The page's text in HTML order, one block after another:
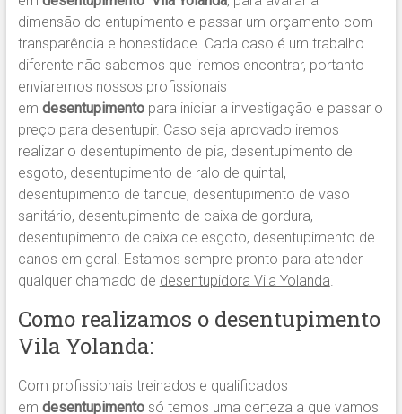
dimensão do entupimento e passar um orçamento com
transparência e honestidade. Cada caso é um trabalho
diferente não sabemos que iremos encontrar, portanto
enviaremos nossos profissionais
em desentupimentopara iniciar a investigação e passar o
preço para desentupir. Caso seja aprovado iremos
realizar o desentupimento de pia, desentupimento de
esgoto, desentupimento de ralo de quintal,
desentupimento de tanque, desentupimento de vaso
sanitário, desentupimento de caixa de gordura,
desentupimento de caixa de esgoto, desentupimento de
canos em geral. Estamos sempre pronto para atender
qualquer chamado de desentupidora Vila Yolanda.
Como realizamos o desentupimento
Vila Yolanda:
Com profissionais treinados e qualificados
em desentupimentosó temos uma certeza a que vamos